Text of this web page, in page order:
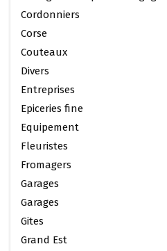
Cordonniers
Corse
Couteaux
Divers
Entreprises
Epiceries fine
Equipement
Fleuristes
Fromagers
Garages
Garages
Gites
Grand Est